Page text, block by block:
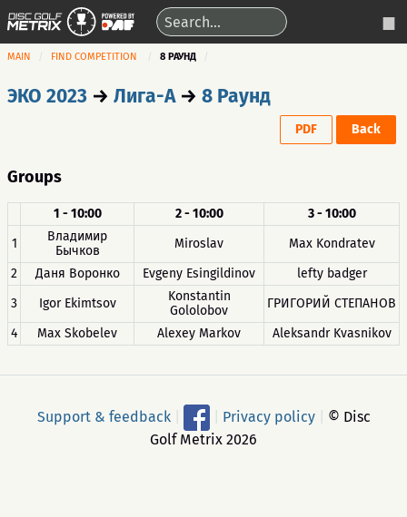
MAIN FIND COMPETITION 8 РАУНД
ЭКО 2023 → Лига-А→ 8 Раунд
PDF Back
Groups
1 - 10:00 2 - 10:00
3 - 10:00
1
Владимир
Бычков
Miroslav
Max Kondratev
2
Даня Воронко Evgeny Esingildinov
lefty badger
3
Igor Ekimtsov
Konstantin
Gololobov
ГРИГОРИЙ СТЕПАНОВ
4
Max Skobelev Alexey Markov Aleksandr Kvasnikov
Support & feedback Privacy policy
© Disc
Golf Metrix 2026